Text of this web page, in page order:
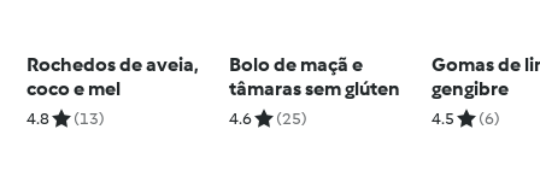
Rochedos de aveia,
coco e mel
4.8 (13)
Bolo de maçã e
tâmaras sem glúten
4.6 (25)
Gomas de
gengibre
4.5 (6)